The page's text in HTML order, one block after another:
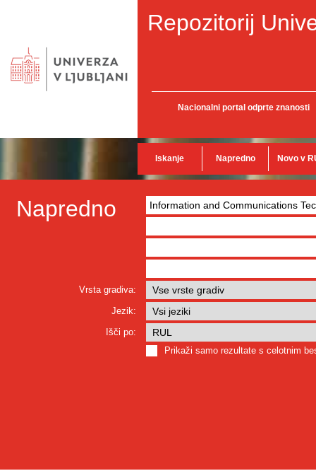
Repozitorij
Nacionalni portal odprte znanosti
Iskanje Napredno Novo v
Napredno
Vrsta gradiva:
Jezik:
Išči po:
Prikaži samo rezultate s celotnim